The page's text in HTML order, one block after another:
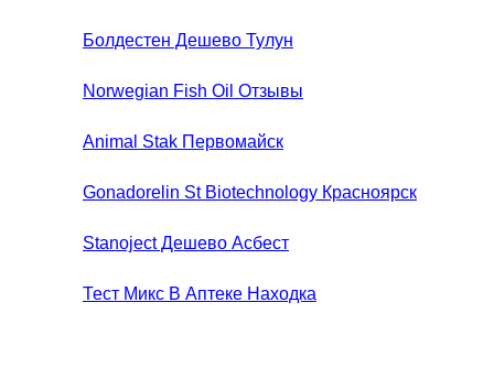
Болдестен Дешево Тулун
Norwegian Fish Oil Отзывы
Animal Stak Первомайск
Gonadorelin St Biotechnology Красноярск
Stanoject Дешево Асбест
Тест Микс В Аптеке Находка